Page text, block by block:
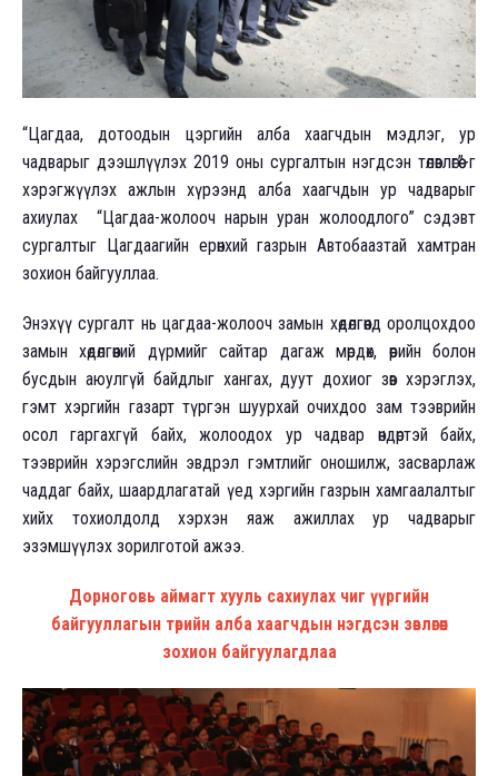
“Цагдаа, дотоодын цэргийн алба хаагчдын мэдлэг, ур
чадварыг дээшлүүлэх 2019 оны сургалтын нэгдсэн төлөвлөгөө”-г
хэрэгжүүлэх ажлын хүрээнд алба хаагчдын ур чадварыг
ахиулах “Цагдаа-жолооч нарын уран жолоодлого” сэдэвт
сургалтыг Цагдаагийн ерөнхий газрын Автобаазтай хамтран
зохион байгууллаа.
Энэхүү сургалт нь цагдаа-жолооч замын хөдөлгөөнд оролцохдоо
замын хөдөлгөөний дүрмийг сайтар дагаж мөрдөх, өөрийн болон
бусдын аюулгүй байдлыг хангах, дуут дохиог зөв хэрэглэх,
гэмт хэргийн газарт түргэн шуурхай очихдоо зам тээврийн
осол гаргахгүй байх, жолоодох ур чадвар өндөртэй байх,
тээврийн хэрэгслийн эвдрэл гэмтлийг оношилж, засварлаж
чаддаг байх, шаардлагатай үед хэргийн газрын хамгаалалтыг
хийх тохиолдолд хэрхэн яаж ажиллах ур чадварыг
эзэмшүүлэх зорилготой ажээ.
Дорноговь аймагт хууль сахиулах чиг үүргийн
байгууллагын төрийн алба хаагчдын нэгдсэн зөвлөгөөн
зохион байгуулагдлаа